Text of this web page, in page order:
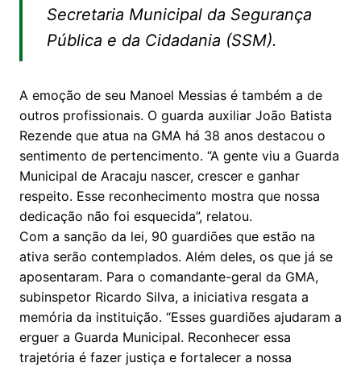
Secretaria Municipal da Segurança
Pública e da Cidadania (SSM).
A emoção de seu Manoel Messias é também a de
outros profissionais. O guarda auxiliar João Batista
Rezende que atua na GMA há 38 anos destacou o
sentimento de pertencimento. “A gente viu a Guarda
Municipal de Aracaju nascer, crescer e ganhar
respeito. Esse reconhecimento mostra que nossa
dedicação não foi esquecida”, relatou.
Com a sanção da lei, 90 guardiões que estão na
ativa serão contemplados. Além deles, os que já se
aposentaram. Para o comandante-geral da GMA,
subinspetor Ricardo Silva, a iniciativa resgata a
memória da instituição. “Esses guardiões ajudaram a
erguer a Guarda Municipal. Reconhecer essa
trajetória é fazer justiça e fortalecer a nossa